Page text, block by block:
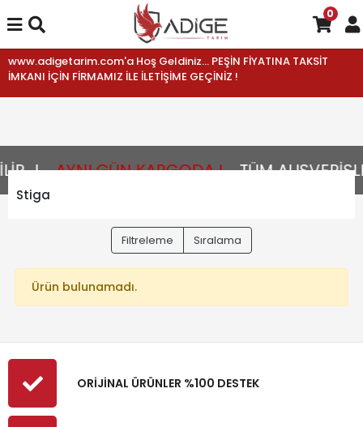
www.adigetarim.com'a Hoş Geldiniz... PEŞİN FİYATINA TAKSİT
İMKANI İÇİN FİRMAMIZ İLE İLETİŞİME GEÇİNİZ !
AYNI GÜN KARGODA ! TÜM
0
Stiga
Filtreleme Sıralama
Ürün bulunamadı.
ORİJİNAL ÜRÜNLER %100 DESTEK